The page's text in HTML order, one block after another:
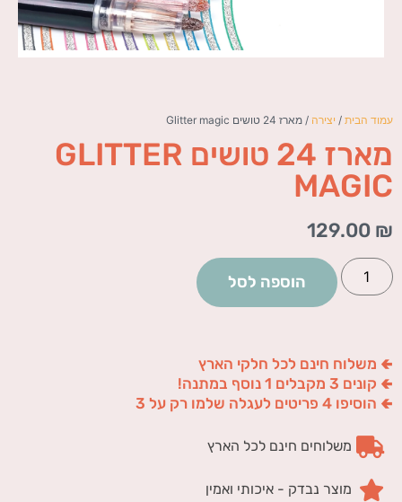
עמוד הבית / יצירה / מארז 24 טושים Glitter magic
מארז 24 טושים GLITTER
MAGIC
129.00 ₪
הוספה לסל
🢀 משלוח חינם לכל חלקי הארץ
🢀 קונים 3 מקבלים 1 נוסף במתנה!
🢀 הוסיפו 4 פריטים לעגלה שלמו רק על 3
משלוחים חינם לכל הארץ
מוצר נבדק - איכותי ואמין